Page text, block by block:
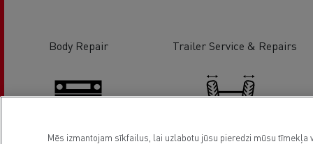
Body Repair Trailer Service & Repairs
Mēs izmantojam sīkfailus, lai uzlabotu jūsu pieredzi mūsu